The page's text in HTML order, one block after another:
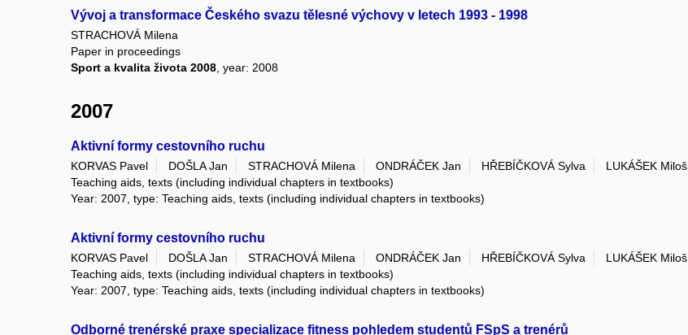
Vývoj a transformace Českého svazu tělesné výchovy v letech 1993 - 1998
STRACHOVÁ Milena
Paper in proceedings
Sport a kvalita života 2008, year: 2008
2007
Aktivní formy cestovního ruchu
KORVAS Pavel DOŠLA Jan STRACHOVÁ Milena ONDRÁČEK Jan HŘEBÍČKOVÁ Sylva LUKÁŠEK Miloš
Teaching aids, texts (including individual chapters in textbooks)
Year: 2007, type: Teaching aids, texts (including individual chapters in textbooks)
Aktivní formy cestovního ruchu
KORVAS Pavel DOŠLA Jan STRACHOVÁ Milena ONDRÁČEK Jan HŘEBÍČKOVÁ Sylva LUKÁŠEK Miloš
Teaching aids, texts (including individual chapters in textbooks)
Year: 2007, type: Teaching aids, texts (including individual chapters in textbooks)
Odborné trenérské praxe specializace fitness pohledem studentů FSpS a trenérů